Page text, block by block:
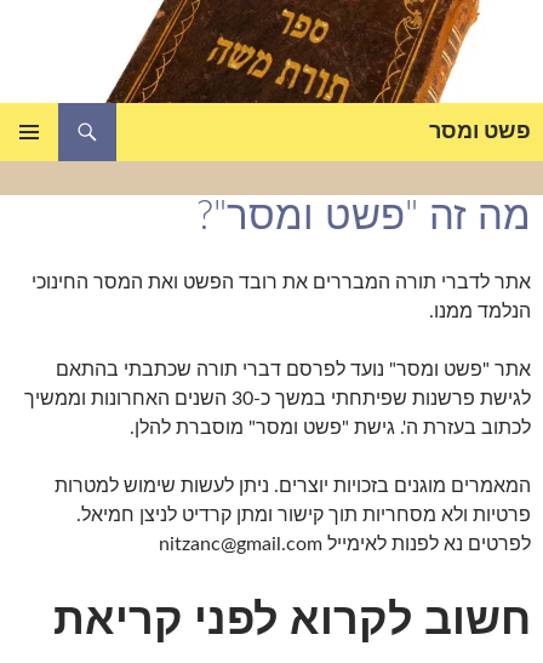
פשט ומסר
מה זה "פשט ומסר"?
אתר לדברי תורה המבררים את רובד הפשט ואת המסר החינוכי
הנלמד ממנו.
אתר "פשט ומסר" נועד לפרסם דברי תורה שכתבתי בהתאם
לגישת פרשנות שפיתחתי במשך כ-30 השנים האחרונות וממשיך
לכתוב בעזרת ה'. גישת "פשט ומסר" מוסברת להלן.
המאמרים מוגנים בזכויות יוצרים. ניתן לעשות שימוש למטרות
פרטיות ולא מסחריות תוך קישור ומתן קרדיט לניצן חמיאל.
לפרטים נא לפנות לאימייל nitzanc@gmail.com
חשוב לקרוא לפני קריאת